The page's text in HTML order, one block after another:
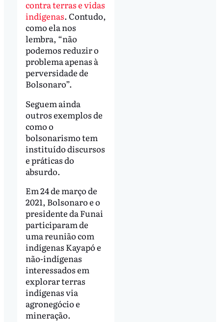
contra terras e vidas
indígenas. Contudo,
como ela nos
lembra, “não
podemos reduzir o
problema apenas à
perversidade de
Bolsonaro”.
Seguem ainda
outros exemplos de
como o
bolsonarismo tem
instituído discursos
e práticas do
absurdo.
Em 24 de março de
2021, Bolsonaro e o
presidente da Funai
participaram de
uma reunião com
indígenas Kayapó e
não-indígenas
interessados em
explorar terras
indígenas via
agronegócio e
mineração.